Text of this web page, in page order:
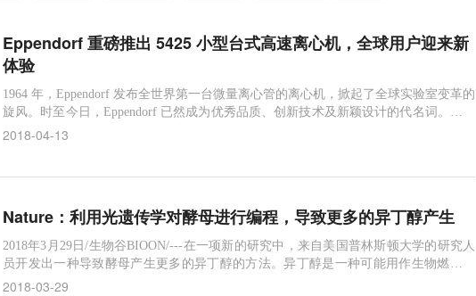
生物质发电 Eppendorf
Eppendorf 重磅推出 5425 小型台式高速离心机，全球用户迎来新
体验
1964 年，Eppendorf 发布全世界第一台微量离心管的离心机，掀起了全球实验室变革的
旋风。时至今日，Eppendorf 已然成为优秀品质、创新技术及新颖设计的代名词。公司
对用户需求的透彻理解、实验室工作的深入体察，乃至未来趋势的前瞻把握已经一一
2018-04-13
Nature：利用光遗传学对酵母进行编程，导致更多的异丁醇产生
2018年3月29日/生物谷BIOON/---在一项新的研究中，来自美国普林斯顿大学的研究人
员开发出一种导致酵母产生更多的异丁醇的方法。异丁醇是一种可能用作生物燃料的
候选物质。在他们发表在2018年3月29日的Nature期刊上的一篇标题为“Optogenetic regul
2018-03-29